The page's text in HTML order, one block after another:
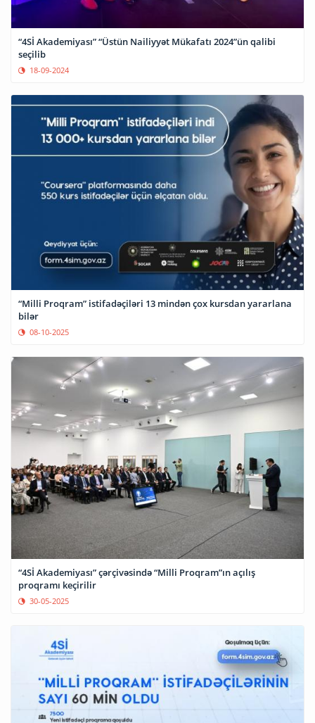
“4Sİ Akademiyası” “Üstün Nailiyyət Mükafatı 2024”ün qalibi
seçilib
18-09-2024
“Milli Proqram” istifadəçiləri 13 mindən çox kursdan yararlana
bilər
08-10-2025
“4Sİ Akademiyası” çərçivəsində “Milli Proqram”ın açılış
proqramı keçirilir
30-05-2025